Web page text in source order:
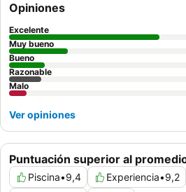
Puntuación superior al
Piscina•9,4 Experiencia•9,2
Opiniones
Excelente
Muy bueno
Bueno
Razonable
Malo
Ver opiniones